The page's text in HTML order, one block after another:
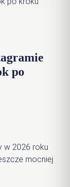
po
w 2026 roku
mocniej